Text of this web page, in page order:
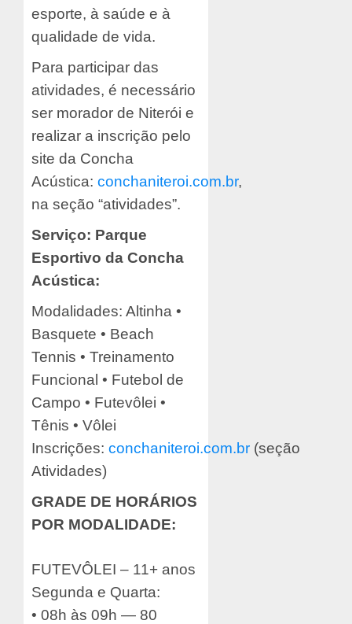
esporte, à saúde e à
qualidade de vida.
Para participar das
atividades, é necessário
ser morador de Niterói e
realizar a inscrição pelo
site da Concha
Acústica: conchaniteroi.com.br,
na seção “atividades”.
Serviço: Parque
Esportivo da Concha
Acústica:
Modalidades: Altinha •
Basquete • Beach
Tennis • Treinamento
Funcional • Futebol de
Campo • Futevôlei •
Tênis • Vôlei
Inscrições: conchaniteroi.com.br (seção
Atividades)
GRADE DE HORÁRIOS
POR MODALIDADE:
FUTEVÔLEI – 11+ anos
Segunda e Quarta:
• 08h às 09h — 80